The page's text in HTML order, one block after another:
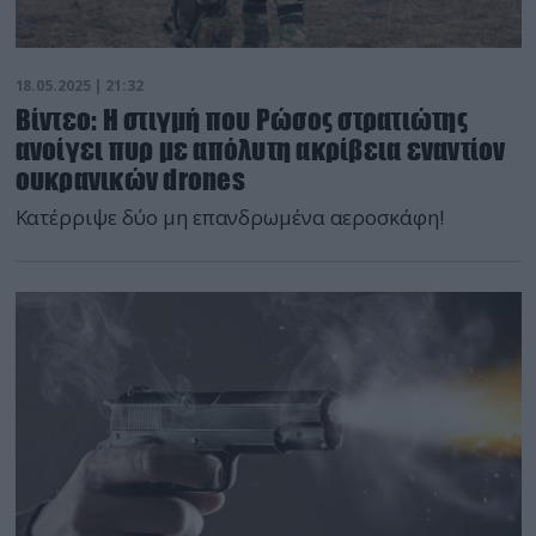
18.05.2025 | 21:32
Βίντεο: Η στιγμή που Ρώσος στρατιώτης
ανοίγει πυρ με απόλυτη ακρίβεια εναντίον
ουκρανικών drones
Κατέρριψε δύο μη επανδρωμένα αεροσκάφη!